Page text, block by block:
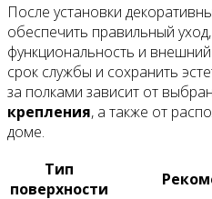
После установки
обеспечить правильный
функциональность и
срок службы и сохранить
за полками зависит от
крепления, а также от
доме.
Тип
поверхности